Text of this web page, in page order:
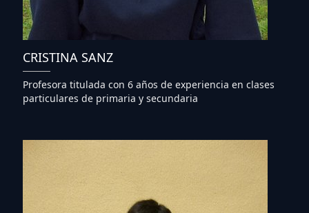
CRISTINA SANZ
Profesora titulada con 6 años de experiencia en clases
particulares de primaria y secundaria